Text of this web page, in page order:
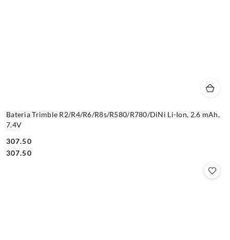
Bateria Trimble R2/R4/R6/R8s/R580/R780/DiNi Li-Ion, 2.6 mAh,
7.4V
Cena:
307.50
Cena:
307.50